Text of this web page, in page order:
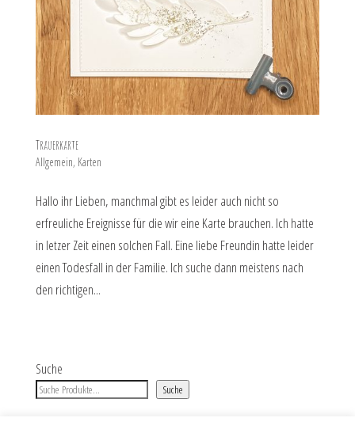
Trauerkarte
Allgemein, Karten
Hallo ihr Lieben, manchmal gibt es leider auch nicht so
erfreuliche Ereignisse für die wir eine Karte brauchen. Ich hatte
in letzer Zeit einen solchen Fall. Eine liebe Freundin hatte leider
einen Todesfall in der Familie. Ich suche dann meistens nach
den richtigen...
Suche
Suche